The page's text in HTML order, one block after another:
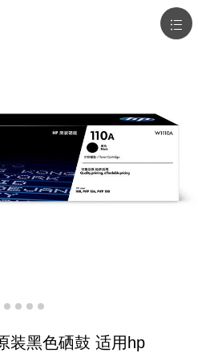
装黑色硒鼓 适用hp